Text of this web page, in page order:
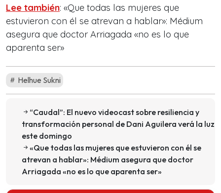
Lee también: «Que todas las mujeres que
estuvieron con él se atrevan a hablar»: Médium
asegura que doctor Arriagada «no es lo que
aparenta ser»
Helhue Sukni
“Caudal”: El nuevo videocast sobre resiliencia y
transformación personal de Dani Aguilera verá la luz
este domingo
«Que todas las mujeres que estuvieron con él se
atrevan a hablar»: Médium asegura que doctor
Arriagada «no es lo que aparenta ser»